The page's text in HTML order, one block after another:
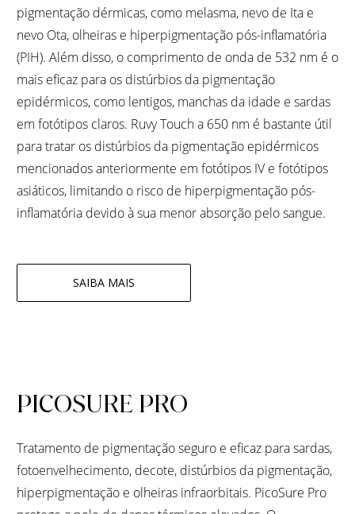
pigmentação dérmicas, como melasma, nevo de Ita e
nevo Ota, olheiras e hiperpigmentação pós-inflamatória
(PIH). Além disso, o comprimento de onda de 532 nm é o
mais eficaz para os distúrbios da pigmentação
epidérmicos, como lentigos, manchas da idade e sardas
em fotótipos claros. Ruvy Touch a 650 nm é bastante útil
para tratar os distúrbios da pigmentação epidérmicos
mencionados anteriormente em fotótipos IV e fotótipos
asiáticos, limitando o risco de hiperpigmentação pós-
inflamatória devido à sua menor absorção pelo sangue.
SAIBA MAIS
PICOSURE PRO
Tratamento de pigmentação seguro e eficaz para sardas,
fotoenvelhecimento, decote, distúrbios da pigmentação,
hiperpigmentação e olheiras infraorbitais. PicoSure Pro